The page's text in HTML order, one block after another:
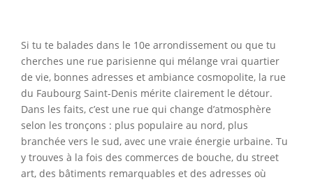
Si tu te balades dans le 10e arrondissement ou que tu
cherches une rue parisienne qui mélange vrai quartier
de vie, bonnes adresses et ambiance cosmopolite, la rue
du Faubourg Saint-Denis mérite clairement le détour.
Dans les faits, c’est une rue qui change d’atmosphère
selon les tronçons : plus populaire au nord, plus
branchée vers le sud, avec une vraie énergie urbaine. Tu
y trouves à la fois des commerces de bouche, du street
art, des bâtiments remarquables et des adresses où